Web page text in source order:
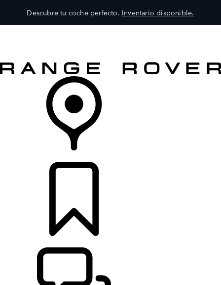
Descubre tu coche perfecto. Inventario disponible.